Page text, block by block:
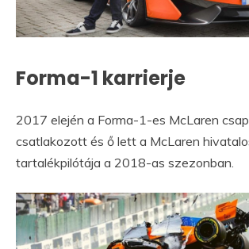
Forma-1 karrierje
2017 elején a Forma-1-es McLaren
csatlakozott és ő lett a McLaren
tartalékpilótája a 2018-as szezonban.